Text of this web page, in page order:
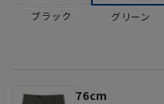
ブラック グリーン
76cm